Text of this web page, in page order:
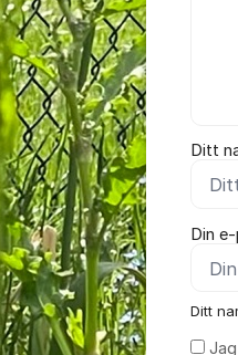
Ditt
Din
Ditt